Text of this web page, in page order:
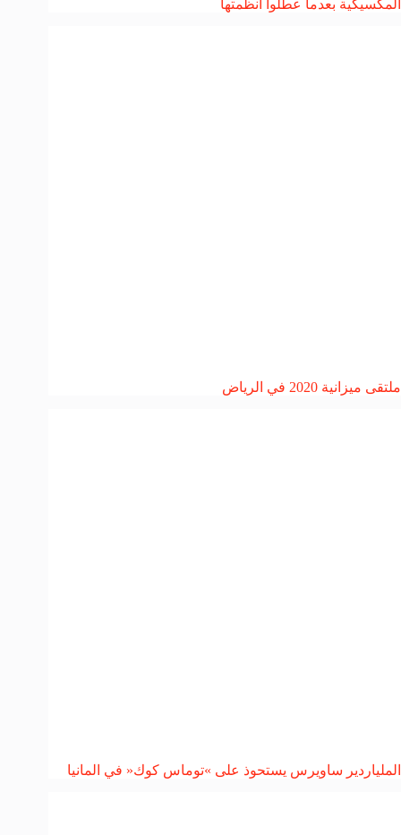
المكسيكية بعدما عطلوا أنظمتها
ملتقى ميزانية 2020 في الرياض
الملياردير ساويرس يستحوذ على »توماس كوك« في المانيا